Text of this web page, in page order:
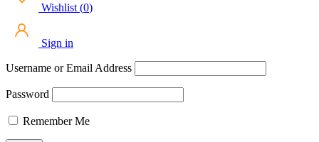
Wishlist (0)
Sign in
Username or Email Address
Password
Remember Me